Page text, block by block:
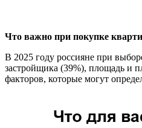
Что важно при покупке
В 2025 году россияне при
застройщика (39%), площадь и
факторов, которые могут